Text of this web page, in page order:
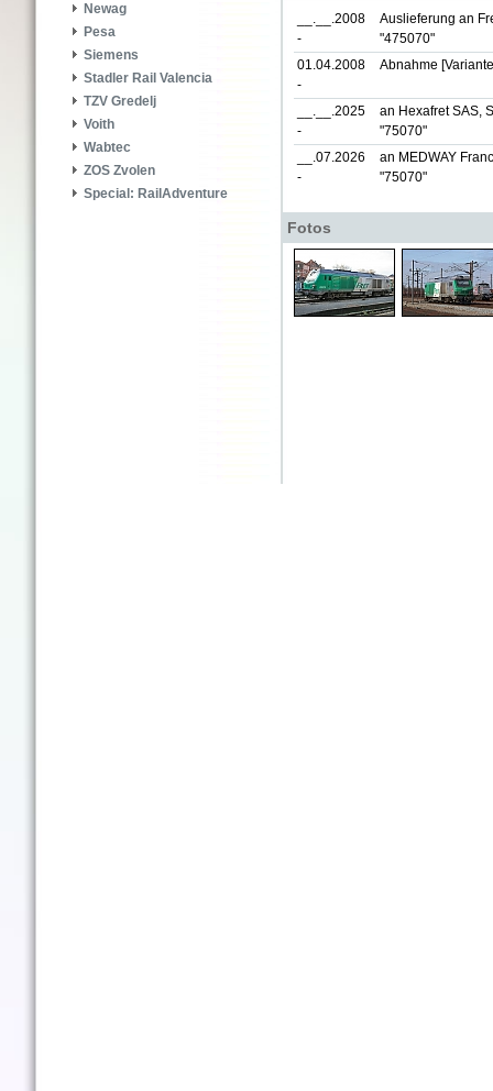
Newag
Pesa
Siemens
Stadler Rail Valencia
TZV Gredelj
Voith
Wabtec
ZOS Zvolen
Special: RailAdventure
__.__.2008
-
Auslieferung an
"475070"
01.04.2008
-
Abnahme
__.__.2025
-
an Hexafret SAS,
"75070"
__.07.2026
-
an MEDWAY
"75070"
Fotos